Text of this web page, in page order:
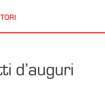
d’auguri